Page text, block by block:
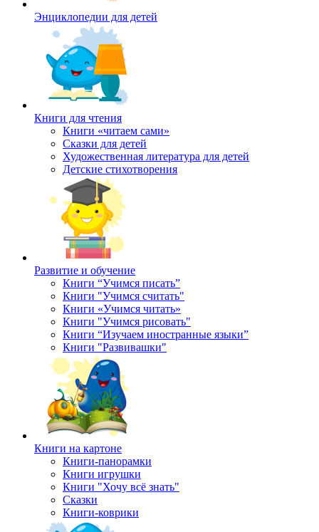
Энциклопедии для детей
Книги для чтения
Книги «читаем сами»
Сказки для детей
Художественная литература для детей
Детские стихотворения
Развитие и обучение
Книги “Учимся писать”
Книги "Учимся считать"
Книги «Учимся читать»
Книги "Учимся рисовать"
Книги “Изучаем иностранные языки”
Книги "Развивашки"
Книги на картоне
Книги-панорамки
Книги игрушки
Книги "Хочу всё знать"
Сказки
Книги-коврики